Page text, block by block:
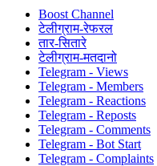
Boost Channel
टेलीग्राम-रेफरल
तार-सितारे
टेलीग्राम-मतदानो
Telegram - Views
Telegram - Members
Telegram - Reactions
Telegram - Reposts
Telegram - Comments
Telegram - Bot Start
Telegram - Complaints